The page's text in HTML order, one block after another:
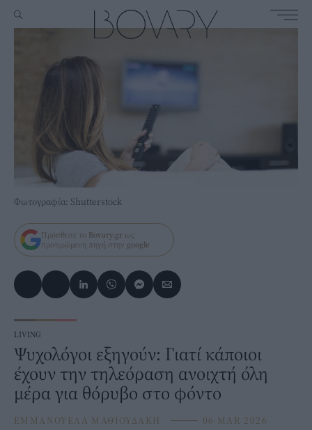
Φωτογραφία: Shutterstock
Πρόσθεσε το Bovary.gr ως
προτιμώμενη πηγή στην google
LIVING
Ψυχολόγοι εξηγούν: Γιατί κάποιοι
έχουν την τηλεόραση ανοιχτή όλη
μέρα για θόρυβο στο φόντο
ΕΜΜΑΝΟΥΕΛΑ ΜΑΘΙΟΥΔΑΚΗ ⸻ 06 MAR 2026